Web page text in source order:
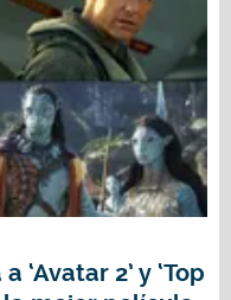
‘Avatar 2’ y ‘Top